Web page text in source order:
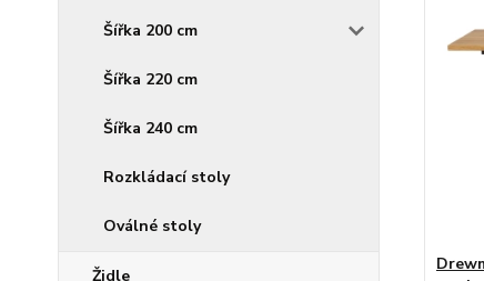
Šířka 200 cm
Šířka 220 cm
Šířka 240 cm
Rozkládací stoly
Oválné stoly
Židle